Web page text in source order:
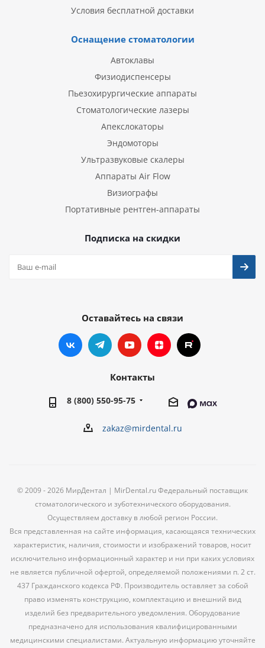
Условия бесплатной доставки
Оснащение стоматологии
Автоклавы
Физиодиспенсеры
Пьезохирургические аппараты
Стоматологические лазеры
Апекслокаторы
Эндомоторы
Ультразвуковые скалеры
Аппараты Air Flow
Визиографы
Портативные рентген-аппараты
Подписка на скидки
Оставайтесь на связи
Контакты
8 (800) 550-95-75
zakaz@mirdental.ru
© 2009 - 2026 МирДентал | MirDental.ru Федеральный поставщик
стоматологического и зуботехнического оборудования.
Осуществляем доставку в любой регион России.
Вся представленная на сайте информация, касающаяся технических
характеристик, наличия, стоимости и изображений товаров, носит
исключительно информационный характер и ни при каких условиях
не является публичной офертой, определяемой положениями п. 2 ст.
437 Гражданского кодекса РФ. Производитель оставляет за собой
право изменять конструкцию, комплектацию и внешний вид
изделий без предварительного уведомления. Оборудование
предназначено для использования квалифицированными
медицинскими специалистами. Актуальную информацию уточняйте